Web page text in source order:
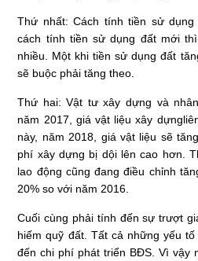
Thứ nhất: Cách tính tiền sử
cách tính tiền sử dụng đất mới
nhiều. Một khi tiền sử dụng đất
sẽ buộc phải tăng theo.
Thứ hai: Vật tư xây dựng và
năm 2017, giá vật liệu xây
này, năm 2018, giá vật liệu sẽ
phí xây dựng bị dội lên cao hơn.
lao động cũng đang điều chỉnh
20% so với năm 2016.
Cuối cùng phải tính đến sự trượt
hiếm quỹ đất. Tất cả những yếu
đến chi phí phát triển BĐS. Vì vậy